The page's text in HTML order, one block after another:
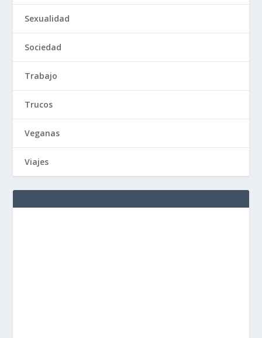
Sexualidad
Sociedad
Trabajo
Trucos
Veganas
Viajes